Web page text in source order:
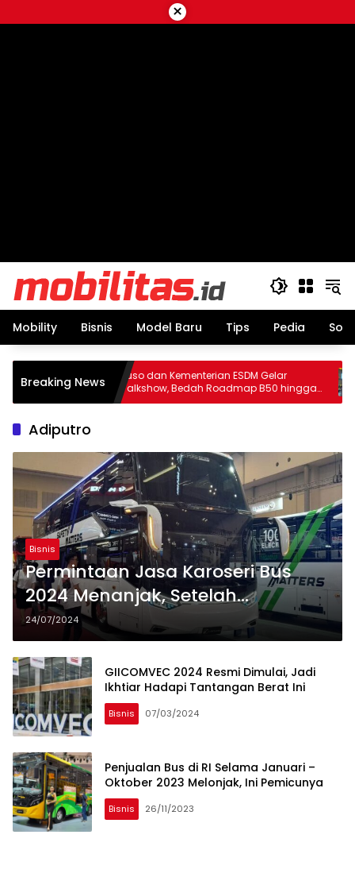
to
×
Mobility Bisnis Model Baru Tips Pedia
Breaking News
–
Fuso dan Kementerian ESDM Gelar
Talkshow, Bedah Roadmap B50 hingga
Dampaknya
Adiputro
Bisnis
Permintaan Jasa Karoseri Bus
2024 Menanjak, Setelah
Penjualan Bus Melonjak
24/07/2024
GIICOMVEC 2024 Resmi Dimulai, Jadi
Ikhtiar Hadapi Tantangan Berat Ini
Bisnis 07/03/2024
Penjualan Bus di RI Selama Januari –
Oktober 2023 Melonjak, Ini Pemicunya
Bisnis 26/11/2023